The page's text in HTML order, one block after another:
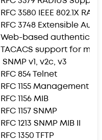
RFC 3580 IEEE 802.1X
RFC 3748 Extensible
Web-based
TACACS support for
SNMP v1, v2c, v3
RFC 854 Telnet
RFC 1155 Management
RFC 1156 MIB
RFC 1157 SNMP
RFC 1213 SNMP MIB II
RFC 1350 TFTP